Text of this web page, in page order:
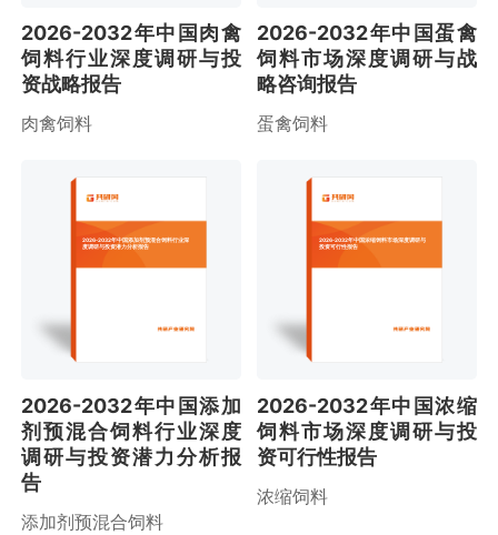
2026-2032年中国肉禽
饲料行业深度调研与投
资战略报告
肉禽饲料
2026-2032年中国蛋禽
饲料市场深度调研与战
略咨询报告
蛋禽饲料
2026-2032年中国添加剂预混合饲料行业深
度调研与投资潜力分析报告
2026-2032年中国添加
剂预混合饲料行业深度
调研与投资潜力分析报
告
添加剂预混合饲料
2026-2032年中国浓缩饲料市场深度调研与
投资可行性报告
2026-2032年中国浓缩
饲料市场深度调研与投
资可行性报告
浓缩饲料